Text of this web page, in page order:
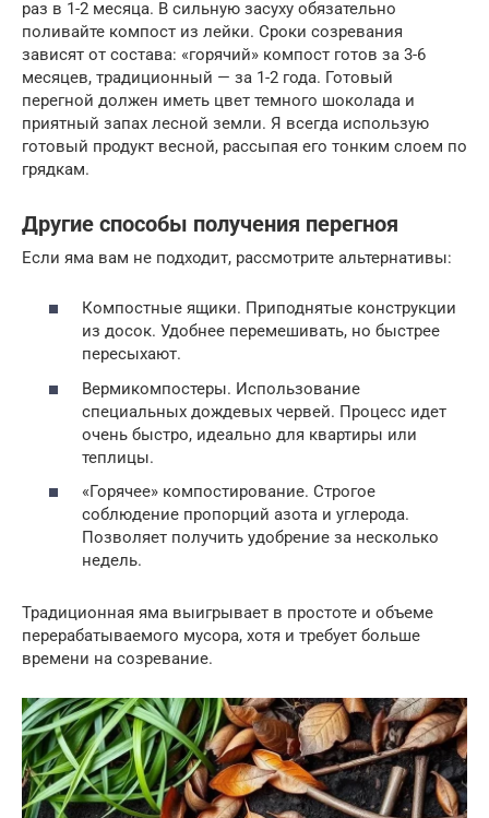
раз в 1-2 месяца. В сильную засуху обязательно
поливайте компост из лейки. Сроки созревания
зависят от состава: «горячий» компост готов за 3-6
месяцев, традиционный — за 1-2 года. Готовый
перегной должен иметь цвет темного шоколада и
приятный запах лесной земли. Я всегда использую
готовый продукт весной, рассыпая его тонким слоем по
грядкам.
Другие способы получения перегноя
Если яма вам не подходит, рассмотрите альтернативы:
Компостные ящики. Приподнятые конструкции
из досок. Удобнее перемешивать, но быстрее
пересыхают.
Вермикомпостеры. Использование
специальных дождевых червей. Процесс идет
очень быстро, идеально для квартиры или
теплицы.
«Горячее» компостирование. Строгое
соблюдение пропорций азота и углерода.
Позволяет получить удобрение за несколько
недель.
Традиционная яма выигрывает в простоте и объеме
перерабатываемого мусора, хотя и требует больше
времени на созревание.